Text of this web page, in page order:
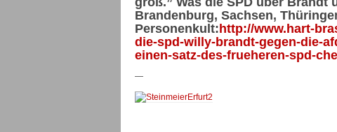
Brandenburg, Sachsen,
Personenkult: http://www.hart-
die-spd-willy-brandt-gegen-die-
einen-satz-des-frueheren-spd-
—